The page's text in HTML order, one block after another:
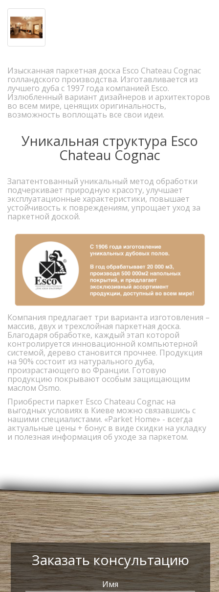
Изысканная паркетная доска Esco Chateau Cognac
голландского производства. Изготавливается из
лучшего дуба с 1997 года компанией Esco.
Излюбленный вариант дизайнеров и архитекторов
во всем мире, ценящих оригинальность,
возможность воплощать все свои идеи.
Уникальная структура Esco
Chateau Cognac
Запатентованный уникальный метод обработки
подчеркивает природную красоту, улучшает
эксплуатационные характеристики, повышает
устойчивость к повреждениям, упрощает уход за
паркетной доской.
Компания предлагает три варианта изготовления –
массив, двух и трехслойная паркетная доска.
Благодаря обработке, каждый этап которой
контролируется инновационной компьютерной
системой, дерево становится прочнее. Продукция
на 90% состоит из натурального дуба,
произрастающего во Франции. Готовую
продукцию покрывают особым защищающим
маслом Osmo.
Приобрести паркет Esco Chateau Cognac на
выгодных условиях в Киеве можно связавшись с
нашими специалистами. «Parket Home» - всегда
актуальные цены + бонус в виде скидки на укладку
и полезная информация об уходе за паркетом.
Заказать консультацию